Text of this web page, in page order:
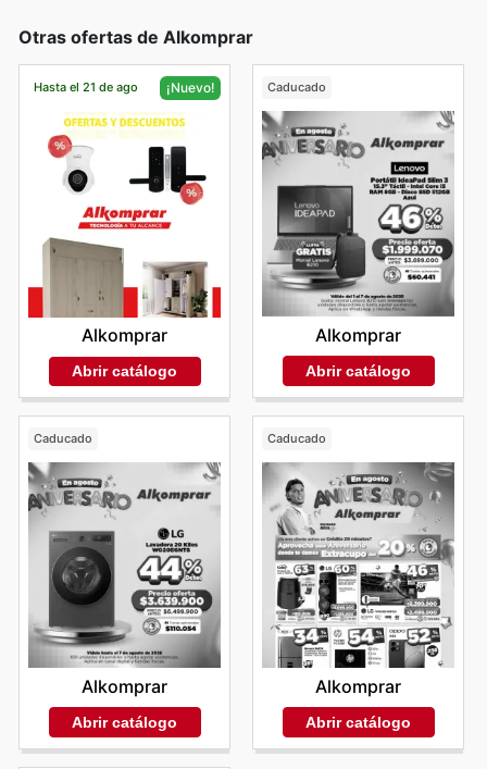
Otras ofertas de Alkomprar
Hasta el 21 de ago ¡Nuevo!
Alkomprar
Abrir catálogo
Caducado
Alkomprar
Abrir catálogo
Caducado
Alkomprar
Abrir catálogo
Caducado
Alkomprar
Abrir catálogo